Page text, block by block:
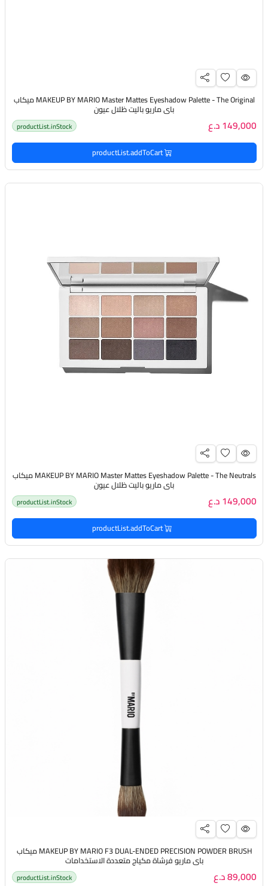
MAKEUP BY MARIO Master Mattes Eyeshadow Palette - The Original ميكاب
باي ماريو باليت ظلال عيون
149,000 د.ع productList.inStock
productList.addToCart
MAKEUP BY MARIO Master Mattes Eyeshadow Palette - The Neutrals ميكاب
باي ماريو باليت ظلال عيون
149,000 د.ع productList.inStock
productList.addToCart
MAKEUP BY MARIO F3 DUAL-ENDED PRECISION POWDER BRUSH ميكاب
باي ماريو فرشاة مكياج متعددة الاستخدامات
89,000 د.ع productList.inStock